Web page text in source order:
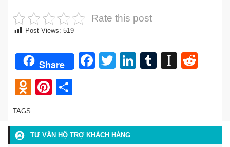
Rate this post
Post Views: 519
Share Facebook
TwitterLinkedIn
Tumblr
Odnoklassniki
Pinterest
TAGS :
TƯ VẤN HỘ TRỢ KHÁCH HÀNG